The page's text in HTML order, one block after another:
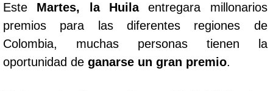
Este Martes, la Huilaentregara millonarios
premios para las diferentes regiones de
Colombia, muchas personas tienen la
oportunidad de ganarse un gran premio.